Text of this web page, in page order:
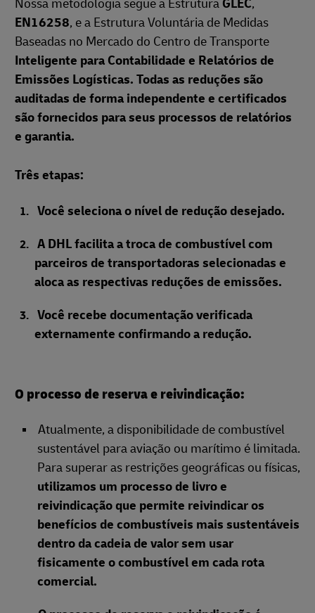
Nossa metodologia segue a Estrutura GLEC,
EN16258, e a Estrutura Voluntária de Medidas
Baseadas no Mercado do Centro de Transporte
Inteligente para Contabilidade e Relatórios de
Emissões Logísticas. Todas as reduções são
auditadas de forma independente e certificados
são fornecidos para seus processos de relatórios
e garantia.
Três etapas:
Você seleciona o nível de redução desejado.
A DHL facilita a troca de combustível com
parceiros de transportadoras selecionadas e
aloca as respectivas reduções de emissões.
Você recebe documentação verificada
externamente confirmando a redução.
O processo de reserva e reivindicação:
Atualmente, a disponibilidade de combustível
sustentável para aviação ou marítimo é limitada.
Para superar as restrições geográficas ou físicas,
utilizamos um processo de livro e
reivindicação que permite reivindicar os
benefícios de combustíveis mais sustentáveis
dentro da cadeia de valor sem usar
fisicamente o combustível em cada rota
comercial.